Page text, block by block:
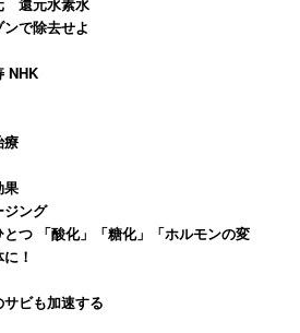
で除去せよ
NHK
果
ジング
つ 「酸化」「糖化」「ホルモンの変
！
ビも加速する